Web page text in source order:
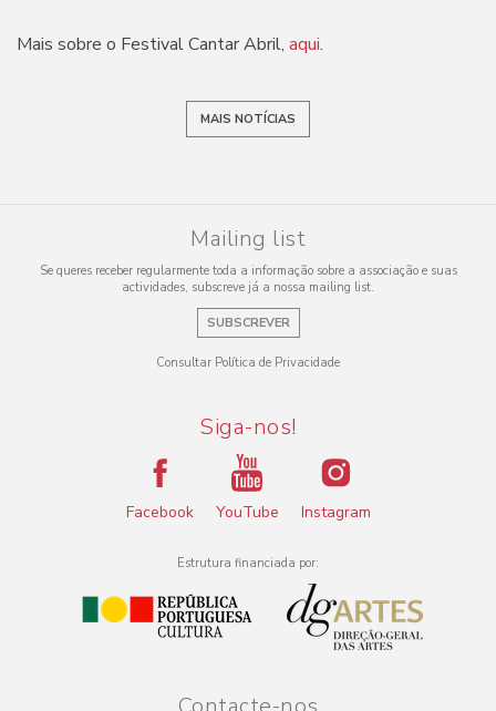
Mais sobre o Festival Cantar Abril, aqui.
MAIS NOTÍCIAS
Mailing list
Se queres receber regularmente toda a informação sobre a associação e suas
actividades, subscreve já a nossa mailing list.
SUBSCREVER
Consultar Política de Privacidade
Siga-nos!
Facebook YouTube Instagram
Estrutura financiada por: